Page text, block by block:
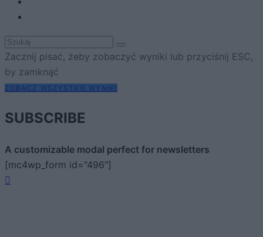
Zacznij pisać, żeby zobaczyć wyniki lub przyciśnij ESC,
by zamknąć
ZOBACZ WSZYSTKIE WYNIKI
SUBSCRIBE
A customizable modal perfect for newsletters
[mc4wp_form id="496"]